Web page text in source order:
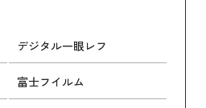
デジタル一眼レフ
富士フイルム